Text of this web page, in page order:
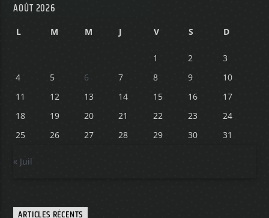
AOÛT 2026
L M M J V S D
1 2
3
4
5 6 7 8 9
10
11
12 13 14 15 16
17
18
19 20 21 22 23
24
25
26 27 28 29 30 31
« Juil
ARTICLES RÉCENTS